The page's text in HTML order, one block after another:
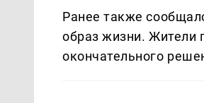
Ранее также
образ жизни. Жители
окончательного